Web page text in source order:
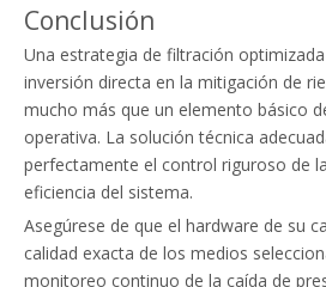
Conclusión
Una estrategia de filtración
inversión directa en la mitigación de
mucho más que un elemento básico
operativa. La solución técnica
perfectamente el control riguroso de
eficiencia del sistema.
Asegúrese de que el hardware de su
calidad exacta de los medios
monitoreo continuo de la caída de